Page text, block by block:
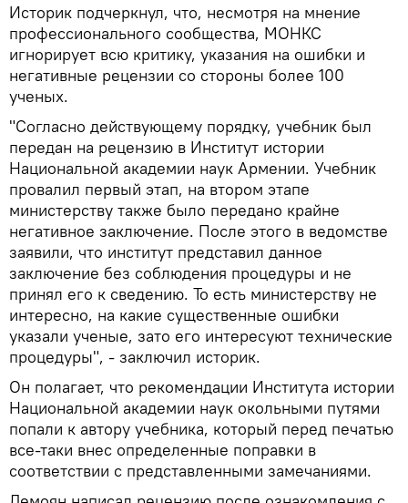
Историк подчеркнул, что, несмотря на мнение
профессионального сообщества, МОНКС
игнорирует всю критику, указания на ошибки и
негативные рецензии со стороны более 100
ученых.
"Согласно действующему порядку, учебник был
передан на рецензию в Институт истории
Национальной академии наук Армении. Учебник
провалил первый этап, на втором этапе
министерству также было передано крайне
негативное заключение. После этого в ведомстве
заявили, что институт представил данное
заключение без соблюдения процедуры и не
принял его к сведению. То есть министерству не
интересно, на какие существенные ошибки
указали ученые, зато его интересуют технические
процедуры", - заключил историк.
Он полагает, что рекомендации Института истории
Национальной академии наук окольными путями
попали к автору учебника, который перед печатью
все-таки внес определенные поправки в
соответствии с представленными замечаниями.